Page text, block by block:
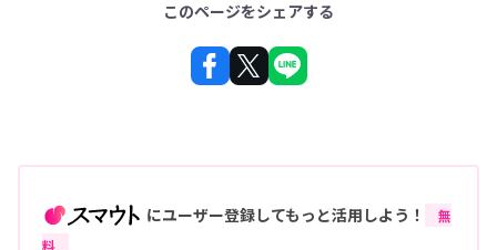
このページをシェアする
にユーザー登録してもっと活用しよう！
無
料